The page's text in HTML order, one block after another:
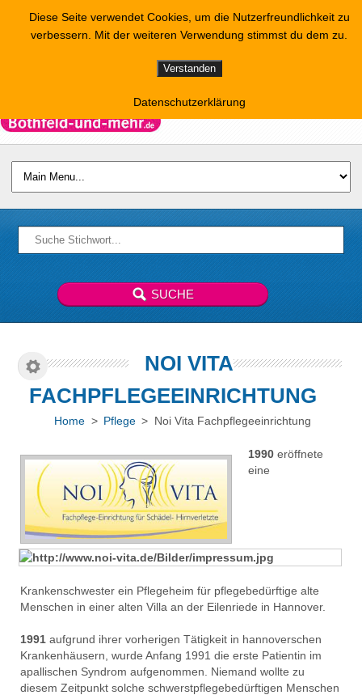
NOI VITA
FACHPFLEGEEINRICHTUNG
Home> Pflege > Noi Vita Fachpflegeeinrichtung
1990 eröffnete
eine
Krankenschwester ein Pflegeheim für pflegebedürftige alte
Menschen in einer alten Villa an der Eilenriede in Hannover.
1991 aufgrund ihrer vorherigen Tätigkeit in hannoverschen
Krankenhäusern, wurde Anfang 1991 die erste Patientin im
apallischen Syndrom aufgenommen. Niemand wollte zu
diesem Zeitpunkt solche schwerstpflegebedürftigen Menschen
Diese Seite verwendet Cookies, um die Nutzerfreundlichkeit zu
verbessern. Mit der weiteren Verwendung stimmst du dem zu.
Verstanden
Datenschutzerklärung